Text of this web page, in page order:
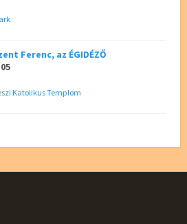
Ferenc, az ÉGIDÉZŐ
Katolikus Templom